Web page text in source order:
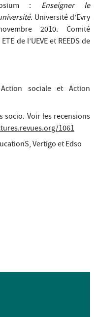
: Enseigner le
. Université d’Evry
2010. Comité
de l’UEVE et REEDS de
sociale et Action
socio. Voir les recensions
1061
Vertigo et Edso